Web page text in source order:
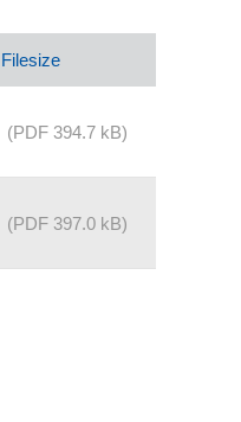
Filesize
(PDF 394.7 kB)
(PDF 397.0 kB)